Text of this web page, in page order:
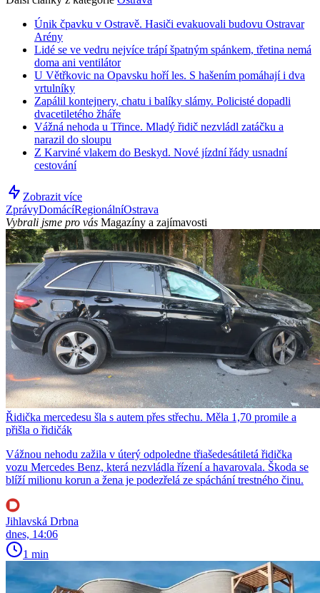
Únik čpavku v Ostravě. Hasiči evakuovali budovu Ostravar
Arény
Lidé se ve vedru nejvíce trápí špatným spánkem, třetina nemá
doma ani ventilátor
U Větřkovic na Opavsku hoří les. S hašením pomáhají i dva
vrtulníky
Zapálil kontejnery, chatu i balíky slámy. Policisté dopadli
dvacetiletého žháře
Vážná nehoda u Třince. Mladý řidič nezvládl zatáčku a
narazil do sloupu
Z Karviné vlakem do Beskyd. Nové jízdní řády usnadní
cestování
Zobrazit více
ZprávyDomácíRegionálníOstrava
Vybrali jsme pro vás Magazíny a zajímavosti
Řidička mercedesu šla s autem přes střechu. Měla 1,70 promile a
přišla o řidičák
Vážnou nehodu zažila v úterý odpoledne třiašedesátiletá řidička
vozu Mercedes Benz, která nezvládla řízení a havarovala. Škoda se
blíží milionu korun a žena je podezřelá ze spáchání trestného činu.
Jihlavská Drbna
dnes, 14:06
1 min